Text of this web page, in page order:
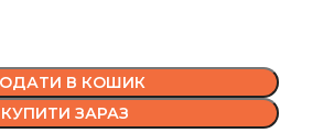
В КОШИК
КУПИТИ ЗАРАЗ